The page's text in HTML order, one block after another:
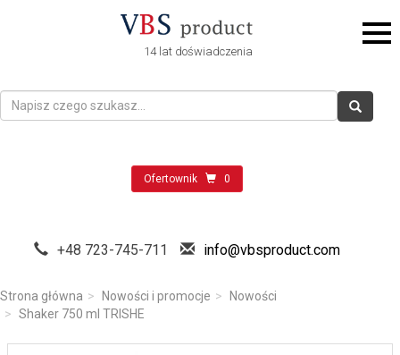
14 lat doświadczenia
Ofertownik 0
+48 723-745-711 info@vbsproduct.com
Strona główna Nowości i promocje
Nowości
Shaker 750 ml TRISHE